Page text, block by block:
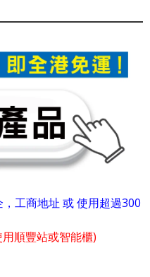
工商地址 或 使用超過300
順豐站或智能櫃)